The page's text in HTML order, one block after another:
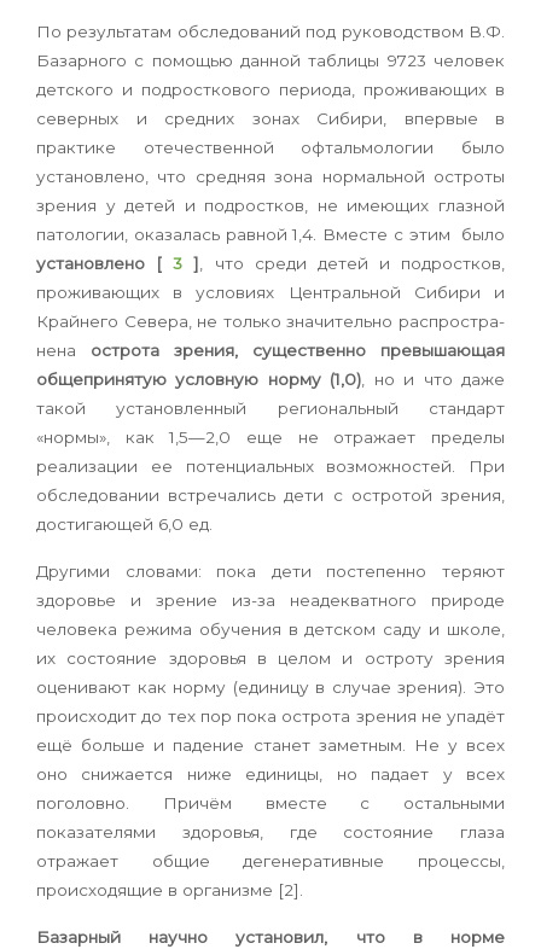
По результатам обследований под руководством В.Ф.
Базарного с помощью данной таблицы 9723 человек
детского и подросткового периода, проживающих в
северных и средних зонах Сибири, впервые в
практике отечественной офтальмологии было
установлено, что средняя зона нормальной остроты
зрения у детей и подростков, не имеющих глазной
патологии, оказалась равной 1,4. Вместе с этим было
установлено [3 ], что среди детей и подростков,
проживающих в условиях Центральной Сибири и
Крайнего Севе­ра, не только значительно распростра­
нена острота зрения, существенно пре­вышающая
общепринятую условную норму (1,0), но и что даже
такой уста­новленный региональный стандарт
«нормы», как 1,5—2,0 еще не отражает пределы
реализации ее потенциальных возможностей. При
обследовании встречались дети с остротой зрения,
достигающей 6,0 ед.
Другими словами: пока дети постепенно теряют
здоровье и зрение из-за неадекватного природе
человека режима обучения в детском саду и школе,
их состояние здоровья в целом и остроту зрения
оценивают как норму (единицу в случае зрения). Это
происходит до тех пор пока острота зрения не упадёт
ещё больше и падение станет заметным. Не у всех
оно снижается ниже единицы, но падает у всех
поголовно. Причём вместе с остальными
показателями здоровья, где состояние глаза
отражает общие дегенеративные процессы,
происходящие в организме [2].
Базарный научно установил, что в норме